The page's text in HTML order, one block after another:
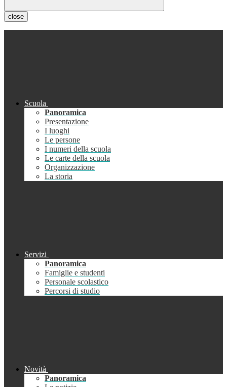
close
Scuola
Panoramica
Presentazione
I luoghi
Le persone
I numeri della scuola
Le carte della scuola
Organizzazione
La storia
Servizi
Panoramica
Famiglie e studenti
Personale scolastico
Percorsi di studio
Novità
Panoramica